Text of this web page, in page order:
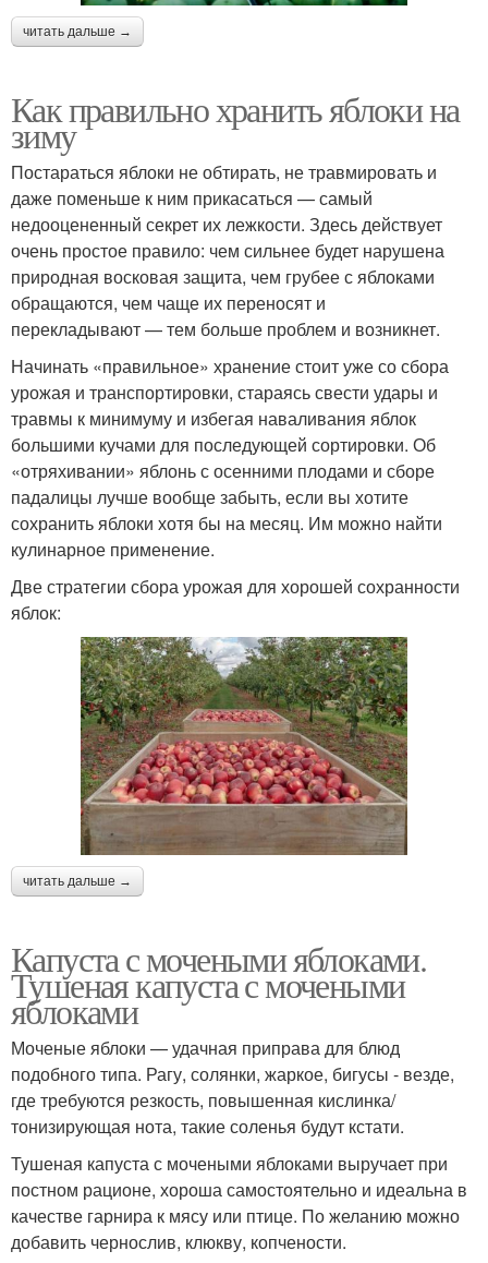
читать дальше →
Как правильно хранить яблоки на
зиму
Постараться яблоки не обтирать, не травмировать и
даже поменьше к ним прикасаться — самый
недооцененный секрет их лежкости. Здесь действует
очень простое правило: чем сильнее будет нарушена
природная восковая защита, чем грубее с яблоками
обращаются, чем чаще их переносят и
перекладывают — тем больше проблем и возникнет.
Начинать «правильное» хранение стоит уже со сбора
урожая и транспортировки, стараясь свести удары и
травмы к минимуму и избегая наваливания яблок
большими кучами для последующей сортировки. Об
«отряхивании» яблонь с осенними плодами и сборе
падалицы лучше вообще забыть, если вы хотите
сохранить яблоки хотя бы на месяц. Им можно найти
кулинарное применение.
Две стратегии сбора урожая для хорошей сохранности
яблок:
читать дальше →
Капуста с мочеными яблоками.
Тушеная капуста с мочеными
яблоками
Моченые яблоки — удачная приправа для блюд
подобного типа. Рагу, солянки, жаркое, бигусы - везде,
где требуются резкость, повышенная кислинка/
тонизирующая нота, такие соленья будут кстати.
Тушеная капуста с мочеными яблоками выручает при
постном рационе, хороша самостоятельно и идеальна в
качестве гарнира к мясу или птице. По желанию можно
добавить чернослив, клюкву, копчености.